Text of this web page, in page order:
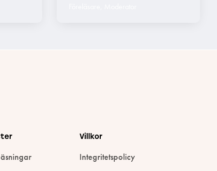
Villkor
Integritetspolicy